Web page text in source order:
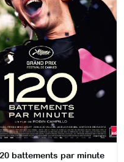
battements par minute